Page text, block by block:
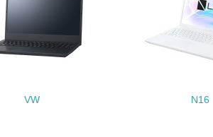
公開・提供している
積極的に公開・提供している
VW N16